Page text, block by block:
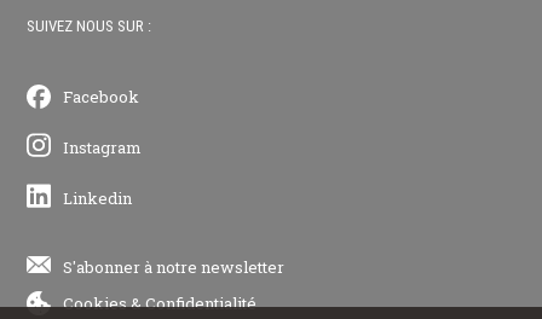
SUIVEZ NOUS SUR :
Facebook
Instagram
Linkedin
S'abonner à notre newsletter
Cookies&Confidentialité